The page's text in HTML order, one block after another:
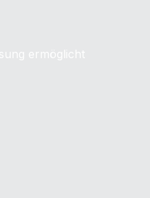
ermöglicht